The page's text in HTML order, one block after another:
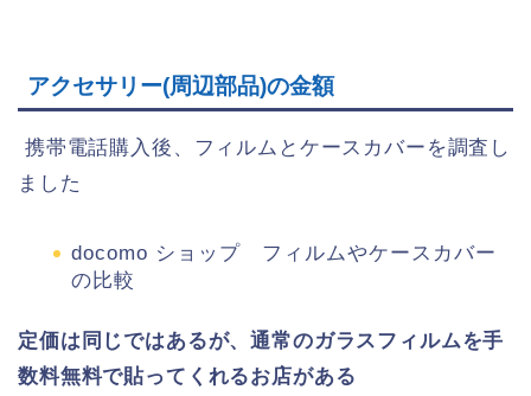
アクセサリー(周辺部品)の金額
携帯電話購入後、フィルムとケースカバーを調査し
ました
docomo ショップ フィルムやケースカバー
の比較
定価は同じではあるが、通常のガラスフィルムを手
数料無料で貼ってくれるお店がある